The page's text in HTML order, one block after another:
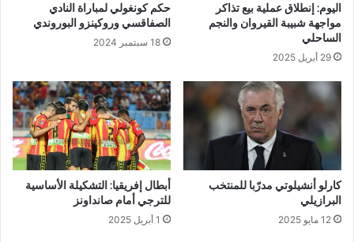
اليوم: إنطلاق عملية بيع تذاكر
مواجهة شبيبة القيروان والنجم
الساحلي
29 أبريل 2025
حكم كونغولي لمباراة النادي
الصفاقسي وروكينزو البوروندي
18 سبتمبر 2024
كارلو أنشيلوتي مدرّبا للمنتخب
البرازيلي
12 مايو 2025
أبطال إفريقيا: التشكيلة الأساسية
للترجي أمام صانداونز
1 أبريل 2025